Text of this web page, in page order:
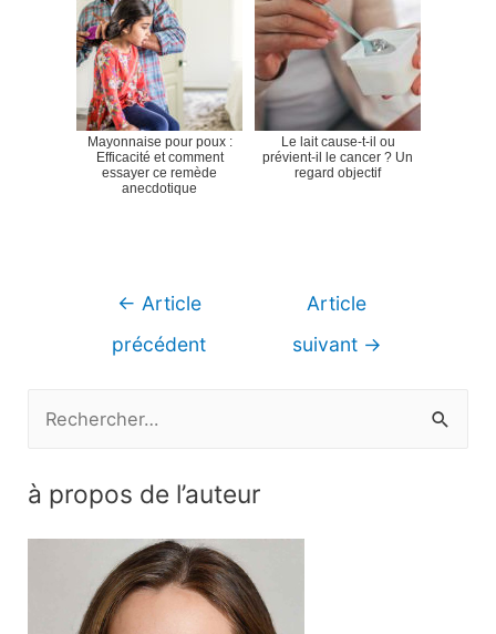
Mayonnaise pour poux :
Efficacité et comment
essayer ce remède
anecdotique
Le lait cause-t-il ou
prévient-il le cancer ? Un
regard objectif
Navigation
← Article
précédent
Article
suivant →
h
à propos de l’auteur